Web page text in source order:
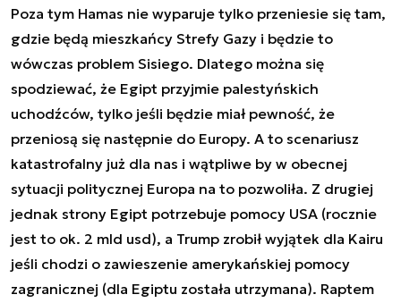
Poza tym Hamas nie wyparuje tylko przeniesie się tam,
gdzie będą mieszkańcy Strefy Gazy i będzie to
wówczas problem Sisiego. Dlatego można się
spodziewać, że Egipt przyjmie palestyńskich
uchodźców, tylko jeśli będzie miał pewność, że
przeniosą się następnie do Europy. A to scenariusz
katastrofalny już dla nas i wątpliwe by w obecnej
sytuacji politycznej Europa na to pozwoliła. Z drugiej
jednak strony Egipt potrzebuje pomocy USA (rocznie
jest to ok. 2 mld usd), a Trump zrobił wyjątek dla Kairu
jeśli chodzi o zawieszenie amerykańskiej pomocy
zagranicznej (dla Egiptu została utrzymana). Raptem